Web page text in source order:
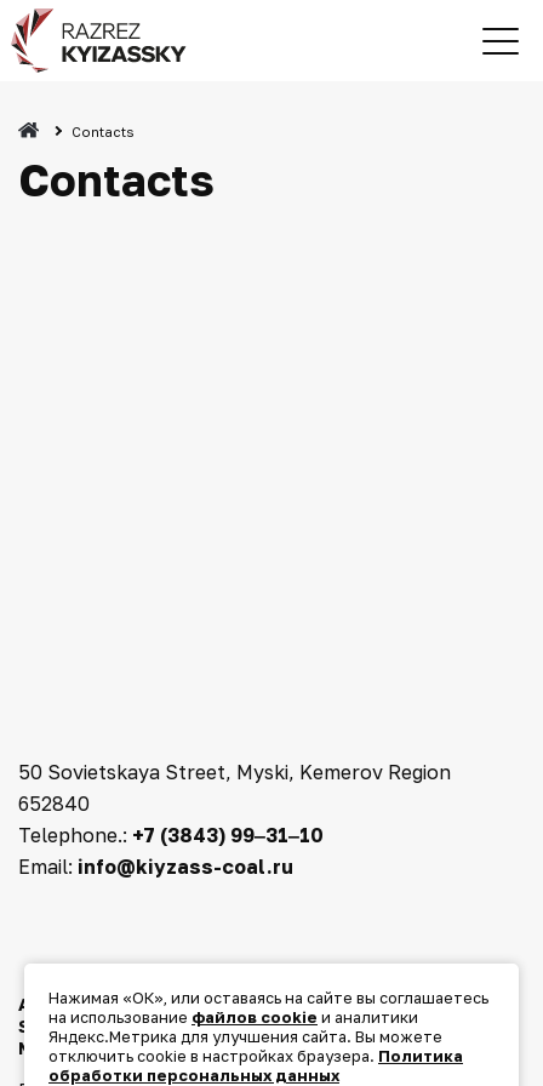
Contacts
Contacts
50 Sovietskaya Street, Myski, Kemerov Region
652840
Telephone.: +7 (3843) 99‒31‒10
Email: info@kiyzass-coal.ru
ABOUT THE COMPANY
SOCIAL PARTNERSHIP
ECOLOGY
MEDIA
CONTACTS
Нажимая «ОК», или оставаясь на сайте вы соглашаетесь
на использование файлов cookie и аналитики
Яндекс.Метрика для улучшения сайта. Вы можете
отключить cookie в настройках браузера. Политика
обработки персональных данных